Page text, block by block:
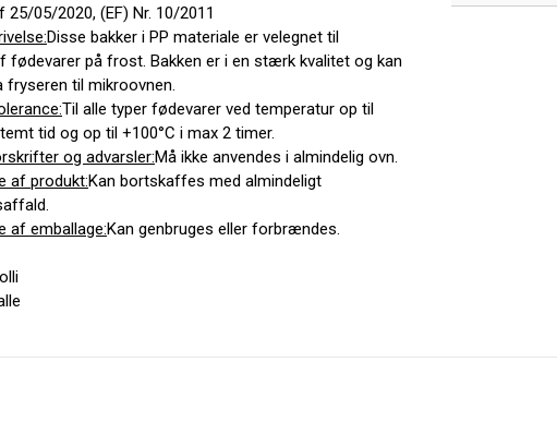
25/05/2020, (EF) Nr. 10/2011
Disse bakker i PP materiale er velegnet til
fødevarer på frost. Bakken er i en stærk kvalitet og kan
fryseren til mikroovnen.
Til alle typer fødevarer ved temperatur op til
tid og op til +100°C i max 2 timer.
og advarsler:Må ikke anvendes i almindelig ovn.
af produkt:Kan bortskaffes med almindeligt
af emballage:Kan genbruges eller forbrændes.